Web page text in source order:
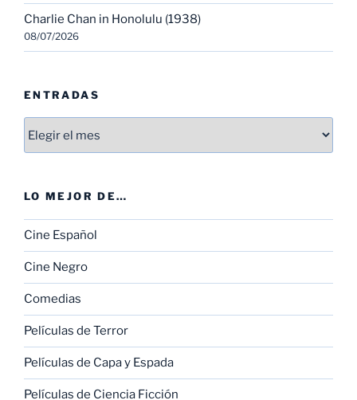
Charlie Chan in Honolulu (1938)
08/07/2026
ENTRADAS
LO MEJOR DE…
Cine Español
Cine Negro
Comedias
Películas de Terror
Películas de Capa y Espada
Películas de Ciencia Ficción